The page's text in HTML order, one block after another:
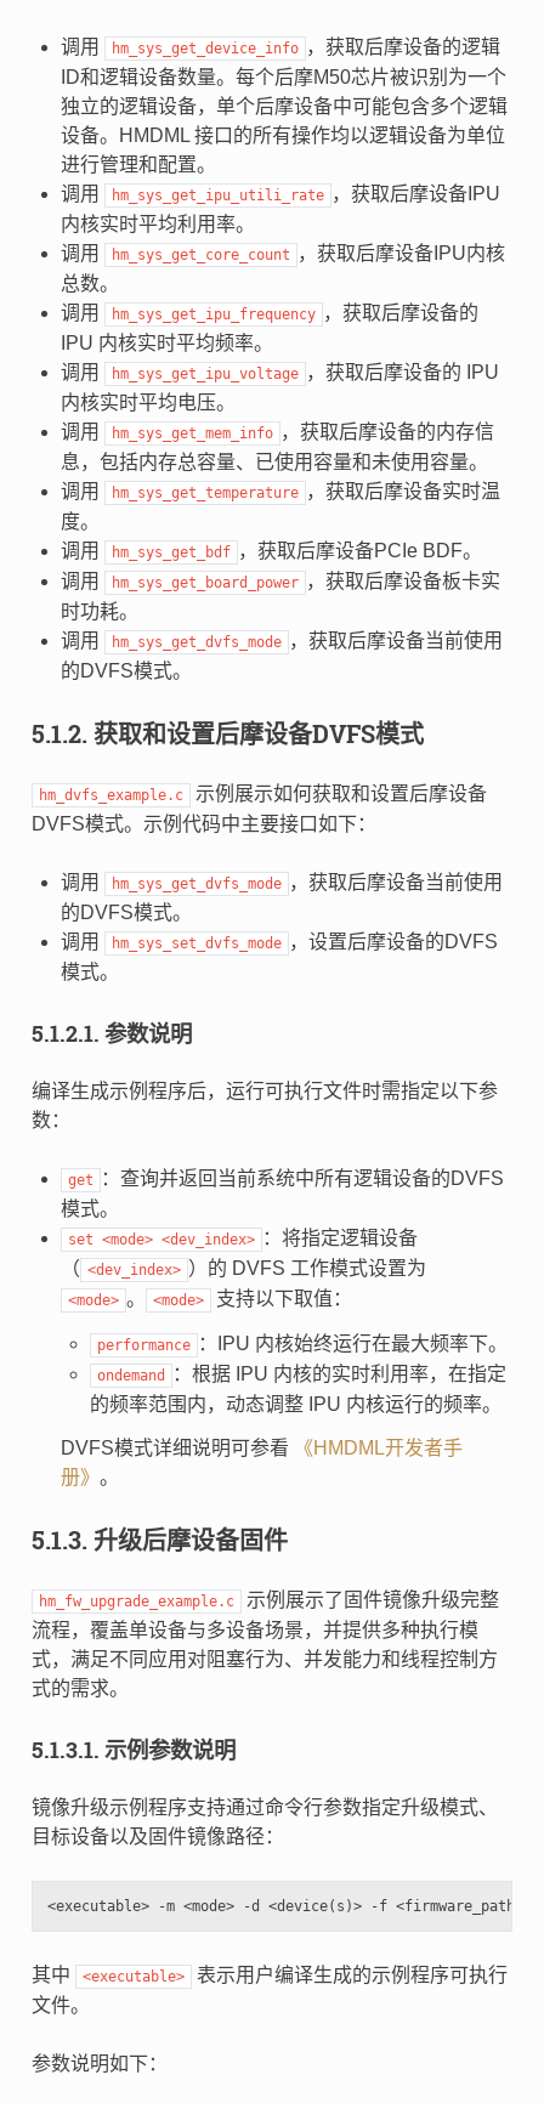
调用 hm_sys_get_device_info ，获取后摩设备的逻辑
ID和逻辑设备数量。每个后摩M50芯片被识别为一个
独立的逻辑设备，单个后摩设备中可能包含多个逻辑
设备。HMDML 接口的所有操作均以逻辑设备为单位
进行管理和配置。
调用
hm_sys_get_ipu_utili_rate ，获取后摩设备IPU
内核实时平均利用率。
调用
hm_sys_get_core_count
，获取后摩设备IPU内核
总数。
调用
hm_sys_get_ipu_frequency ，获取后摩设备的
IPU 内核实时平均频率。
调用
hm_sys_get_ipu_voltage ，获取后摩设备的 IPU
内核实时平均电压。
调用
hm_sys_get_mem_info ，获取后摩设备的内存信
息，包括内存总容量、已使用容量和未使用容量。
调用
hm_sys_get_temperature ，获取后摩设备实时温
度。
调用
hm_sys_get_bdf ，获取后摩设备PCIe BDF。
调用
hm_sys_get_board_power ，获取后摩设备板卡实
时功耗。
调用
hm_sys_get_dvfs_mode ，获取后摩设备当前使用
的DVFS模式。
5.1.2. 获取和设置后摩设备DVFS模式
hm_dvfs_example.c
示例展示如何获取和设置后摩设备
DVFS模式。示例代码中主要接口如下：
调用 hm_sys_get_dvfs_mode ，获取后摩设备当前使用
的DVFS模式。
调用
hm_sys_set_dvfs_mode ，设置后摩设备的DVFS
模式。
5.1.2.1. 参数说明
编译生成示例程序后，运行可执行文件时需指定以下参
数：
get
：查询并返回当前系统中所有逻辑设备的DVFS
模式。
set <mode> <dev_index>
：将指定逻辑设备
（ <dev_index> ）的 DVFS 工作模式设置为
<mode> 。 <mode> 支持以下取值：
performance ：IPU 内核始终运行在最大频率下。
ondemand
：根据 IPU 内核的实时利用率，在指定
的频率范围内，动态调整 IPU 内核运行的频率。
DVFS模式详细说明可参看
《HMDML开发者手
册》 。
5.1.3. 升级后摩设备固件
hm_fw_upgrade_example.c
示例展示了固件镜像升级完整
流程，覆盖单设备与多设备场景，并提供多种执行模
式，满足不同应用对阻塞行为、并发能力和线程控制方
式的需求。
5.1.3.1. 示例参数说明
镜像升级示例程序支持通过命令行参数指定升级模式、
目标设备以及固件镜像路径：
其中 <executable>
表示用户编译生成的示例程序可执行
文件。
参数说明如下：